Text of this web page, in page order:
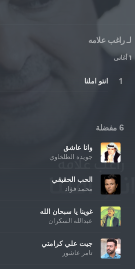
لـ راغب علامه
1 أغانى
انتو املنا
6 مفضلة
وانا عاشق
جويده الطلخاوي
الحب الحقيقي
محمد فؤاد
غوينا يا سبحان الله
عبدالله السكران
جيت علي كرامتي
تامر عاشور